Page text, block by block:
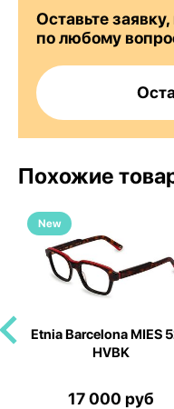
Оставьте
по любому
Похожие
New
Etnia Barcelona MIES
HVBK
17 000 руб